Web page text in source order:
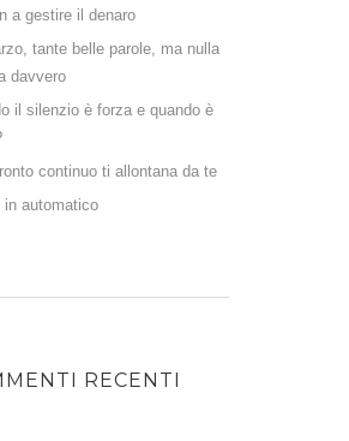
a gestire il denaro
tante belle parole, ma nulla
davvero
il silenzio è forza e quando è
continuo ti allontana da te
in automatico
RECENTI